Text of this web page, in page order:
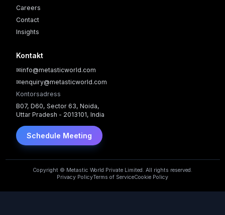
Careers
Contact
Insights
Kontakt
✉info@metasticworld.com
✉enquiry@metasticworld.com
Kontorsadress
B07, D60, Sector 63, Noida,
Uttar Pradesh - 2013101, India
Schedule Meeting
Copyright © Metastic World Private Limited. All rights reserved.
Privacy PolicyTerms of ServiceCookie Policy